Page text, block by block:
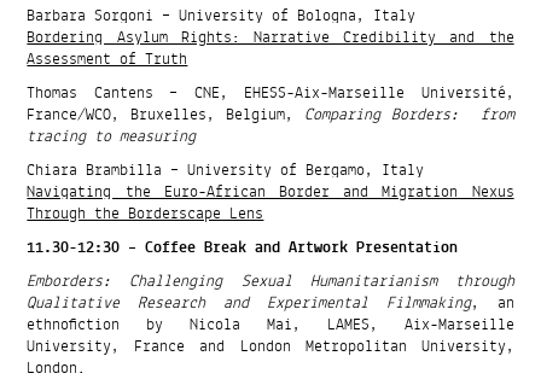
Barbara Sorgoni – University of Bologna, Italy
Bordering Asylum Rights: Narrative Credibility and the
Assessment of Truth
Thomas Cantens – CNE, EHESS-Aix-Marseille Université,
France/WCO, Bruxelles, Belgium, Comparing Borders: from
tracing to measuring
Chiara Brambilla – University of Bergamo, Italy
Navigating the Euro-African Border and Migration Nexus
Through the Borderscape Lens
11.30-12:30 – Coffee Break and Artwork Presentation
Emborders: Challenging Sexual Humanitarianism through
Qualitative Research and Experimental Filmmaking, an
ethnofiction by Nicola Mai, LAMES, Aix-Marseille
University, France and London Metropolitan University,
London.